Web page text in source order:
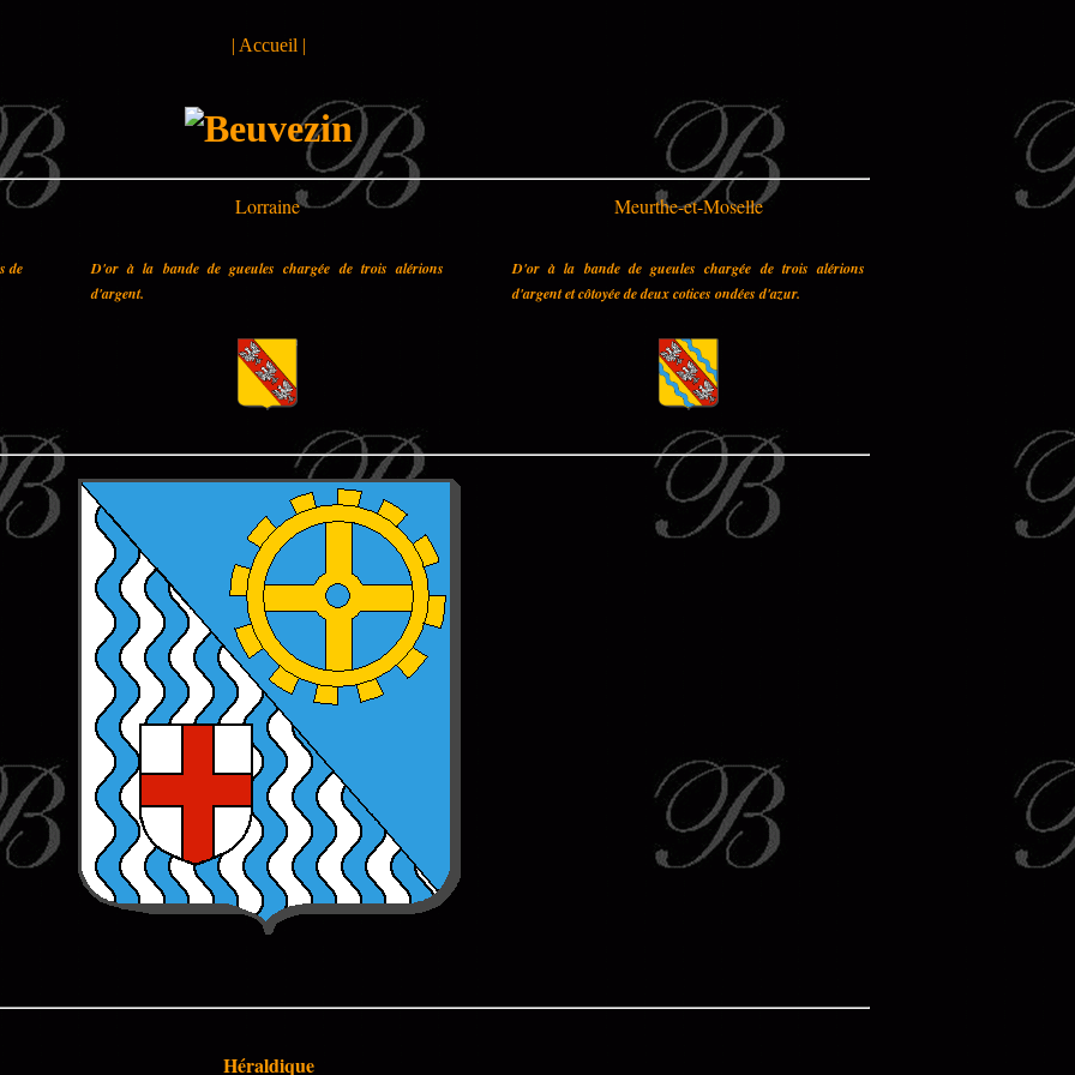
| Accueil |
Lorraine Meurthe-et-Moselle
de
D'or à la bande de gueules chargée de trois alérions
d'argent.
D'or à la bande de gueules chargée de trois alérions
d'argent et côtoyée de deux cotices ondées d'azur.
Héraldique